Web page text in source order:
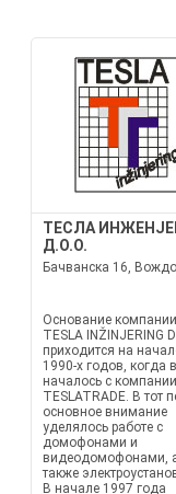
ТЕСЛА
Д.О.О.
Бачванска 16,
Основание компании
TESLA INŽINJERING
приходится на
1990-х годов, когда
началось с компании
TESLATRADE. В тот
основное внимание
уделялось работе с
домофонами и
видеодомофонами,
также
В начале 1997 года